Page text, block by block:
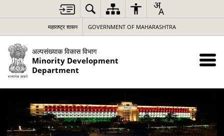
महाराष्ट्र शासन GOVERNMENT OF MAHARASHTRA
अल्पसंख्याक विकास विभाग
Minority Development
Department